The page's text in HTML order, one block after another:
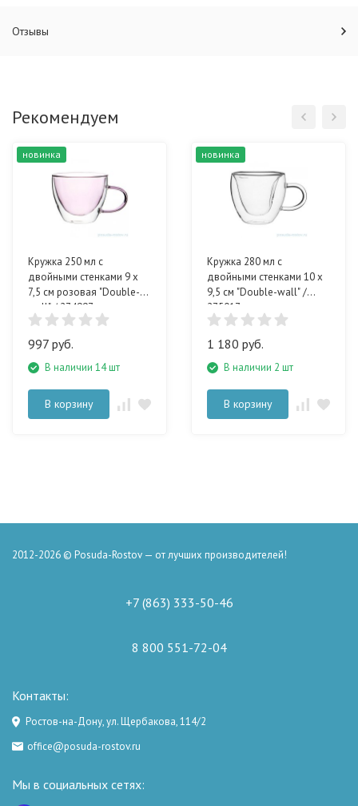
Отзывы
Рекомендуем
новинка
Кружка 250 мл с
двойными стенками 9 х
7,5 см розовая "Double-
wall" / 274997
997 руб.
В наличии 14 шт
В корзину
новинка
Кружка 280 мл с
двойными стенками 10 х
9,5 см "Double-wall" /
275017
1 180 руб.
В наличии 2 шт
В корзину
2012-2026 © Posuda-Rostov — от лучших производителей!
+7 (863) 333-50-46
8 800 551-72-04
Контакты:
Ростов-на-Дону, ул. Щербакова, 114/2
office@posuda-rostov.ru
Мы в социальных сетях: